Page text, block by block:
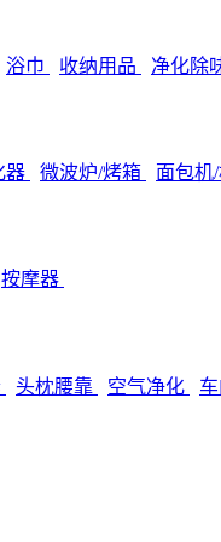
浴巾 收纳用品 净化除
器 微波炉/烤箱 面包机
按摩器
头枕腰靠 空气净化